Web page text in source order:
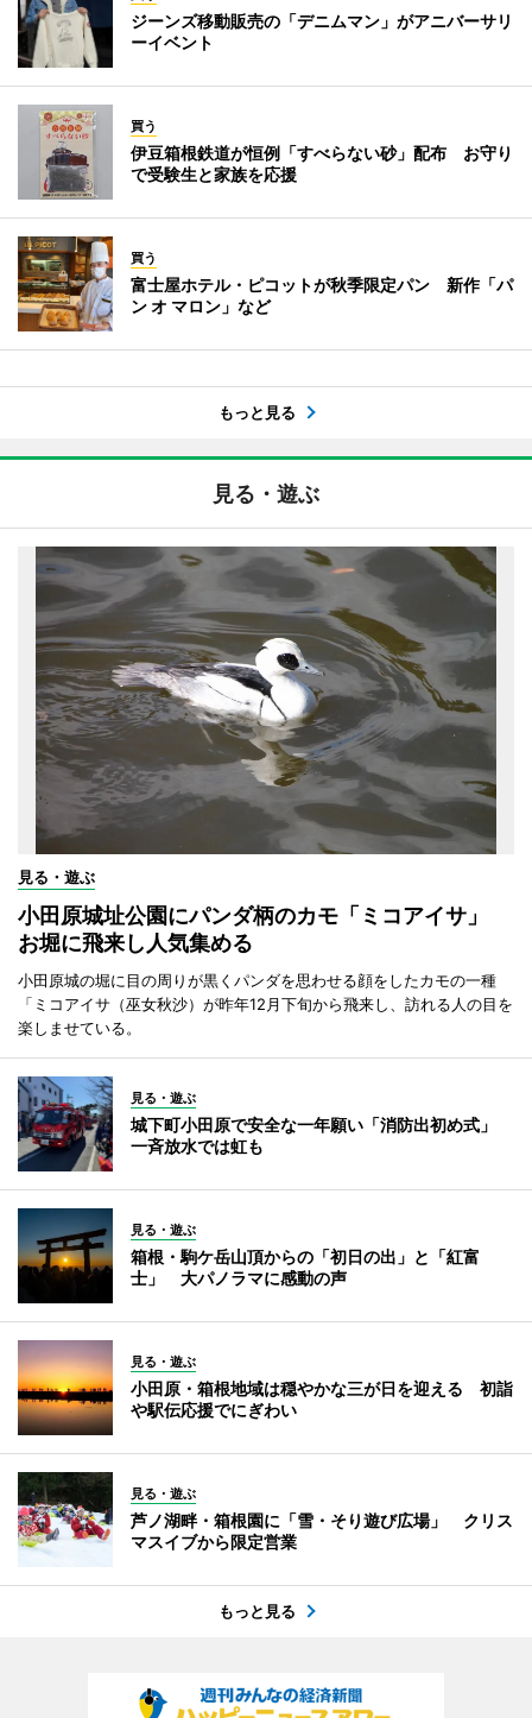
ジーンズ移動販売の「デニムマン」がアニバーサリ
ーイベント
買う
伊豆箱根鉄道が恒例「すべらない砂」配布 お守り
で受験生と家族を応援
買う
富士屋ホテル・ピコットが秋季限定パン 新作「パ
ン オ マロン」など
もっと見る
見る・遊ぶ
見る・遊ぶ
小田原城址公園にパンダ柄のカモ「ミコアイサ」
お堀に飛来し人気集める
小田原城の堀に目の周りが黒くパンダを思わせる顔をしたカモの一種
「ミコアイサ（巫女秋沙）が昨年12月下旬から飛来し、訪れる人の目を
楽しませている。
見る・遊ぶ
城下町小田原で安全な一年願い「消防出初め式」
一斉放水では虹も
見る・遊ぶ
箱根・駒ケ岳山頂からの「初日の出」と「紅富
士」 大パノラマに感動の声
見る・遊ぶ
小田原・箱根地域は穏やかな三が日を迎える 初詣
や駅伝応援でにぎわい
見る・遊ぶ
芦ノ湖畔・箱根園に「雪・そり遊び広場」 クリス
マスイブから限定営業
もっと見る